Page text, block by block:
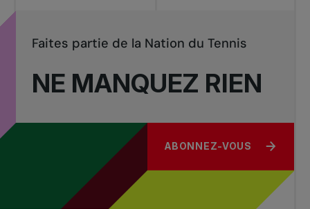
NE MANQUEZ RIEN
Faites partie de la Nation du Tennis
ABONNEZ-VOUS